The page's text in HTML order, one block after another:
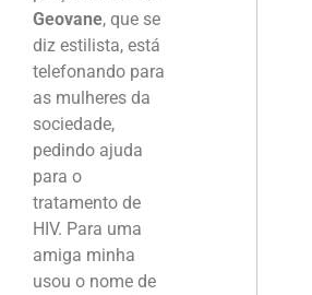
Geovane, que se
diz estilista, está
telefonando para
as mulheres da
sociedade,
pedindo ajuda
para o
tratamento de
HIV. Para uma
amiga minha
usou o nome de